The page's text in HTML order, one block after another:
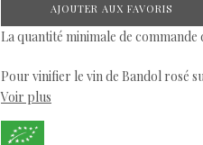
AJOUTER AUX FAVORIS
La quantité minimale de
Pour vinifier le vin de Bandol rosé
en vue de subtils assemblages.
Le Terroir du Mas de la Rouvière
Voir plus